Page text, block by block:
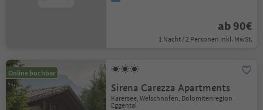
ab 90€
1 Nacht / 2 Personen Inkl. MwSt.
Online buchbar
Sirena Carezza Apartments
Karersee, Welschnofen, Dolomitenregion
Eggental